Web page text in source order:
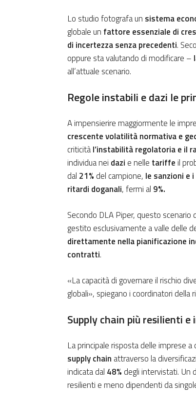
Lo studio fotografa un sistema
globale un fattore essenziale di
di incertezza senza precedenti.
oppure sta valutando di modificare –
all’attuale scenario.
Regole instabili e dazi le
A impensierire maggiormente le
crescente volatilità normativa e
criticitàl’instabilità regolatoria e il
individua nei dazi e nelle tariffeil
dal 21% del campione, le sanzioni e
ritardi doganali, fermi al 9%.
Secondo DLA Piper, questo scenario
gestito esclusivamente a valle delle
direttamente nella pianificazione
contratti.
«La capacità di governare il rischio
globali», spiegano i coordinatori della
Supply chain più resilienti
La principale risposta delle imprese
supply chain attraverso la
indicata dal 48% degli intervistati. Un
resilienti e meno dipendenti da